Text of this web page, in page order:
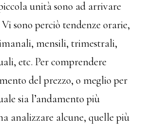
unità sono ad arrivare
sono perciò tendenze orarie,
mensili, trimestrali,
etc. Per comprendere
del prezzo, o meglio per
sia l’andamento più
analizzare alcune, quelle più